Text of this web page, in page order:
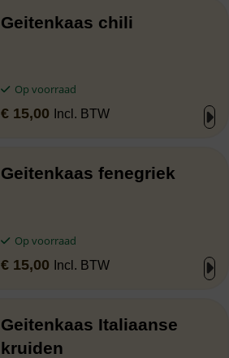
Geitenkaas chili
Op voorraad
€ 15,00 Incl. BTW
Geitenkaas fenegriek
Op voorraad
€ 15,00 Incl. BTW
Geitenkaas Italiaanse
kruiden